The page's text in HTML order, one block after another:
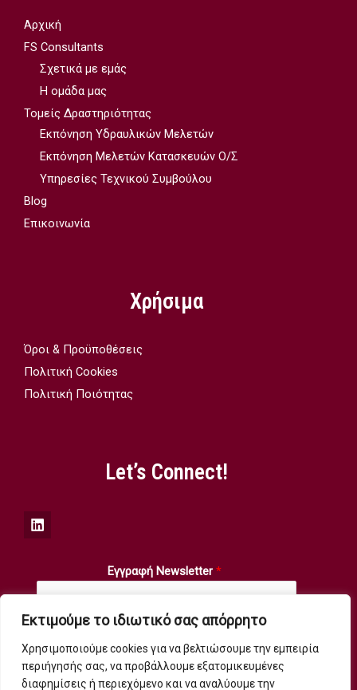
Εκτιμούμε το ιδιωτικό σας απόρρητο
Χρησιμοποιούμε cookies για να βελτιώσουμε την εμπειρία
περιήγησής σας, να προβάλλουμε εξατομικευμένες
διαφημίσεις ή περιεχόμενο και να αναλύουμε την
Αρχική
FS Consultants
Σχετικά με εμάς
Η ομάδα μας
Τομείς Δραστηριότητας
Εκπόνηση Υδραυλικών Μελετών
Εκπόνηση Μελετών Κατασκευών Ο/Σ
Υπηρεσίες Τεχνικού Συμβούλου
Blog
Επικοινωνία
Χρήσιμα
Όροι & Προϋποθέσεις
Πολιτική Cookies
Πολιτική Ποιότητας
Let’s Connect!
Εγγραφή Newsletter *
Submit